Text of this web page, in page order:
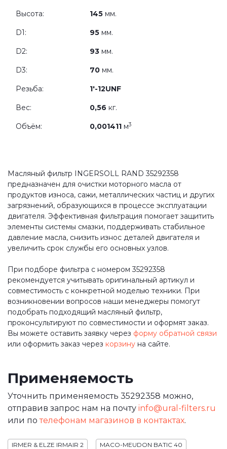
Высота: 145 мм.
D1: 95 мм.
D2: 93 мм.
D3: 70 мм.
Резьба: 1'-12UNF
Вес: 0,56 кг.
Объём: 0,001411 м3
Масляный фильтр INGERSOLL RAND 35292358
предназначен для очистки моторного масла от
продуктов износа, сажи, металлических частиц и других
загрязнений, образующихся в процессе эксплуатации
двигателя. Эффективная фильтрация помогает защитить
элементы системы смазки, поддерживать стабильное
давление масла, снизить износ деталей двигателя и
увеличить срок службы его основных узлов.
При подборе фильтра с номером 35292358
рекомендуется учитывать оригинальный артикул и
совместимость с конкретной моделью техники. При
возникновении вопросов наши менеджеры помогут
подобрать подходящий масляный фильтр,
проконсультируют по совместимости и оформят заказ.
Вы можете оставить заявку через форму обратной связи
или оформить заказ через корзину на сайте.
Применяемость
Уточнить применяемость 35292358 можно,
отправив запрос нам на почту info@ural-filters.ru
или потелефонам магазинов в контактах.
IRMER & ELZE IRMAIR 2 MACO-MEUDON BATIC 40